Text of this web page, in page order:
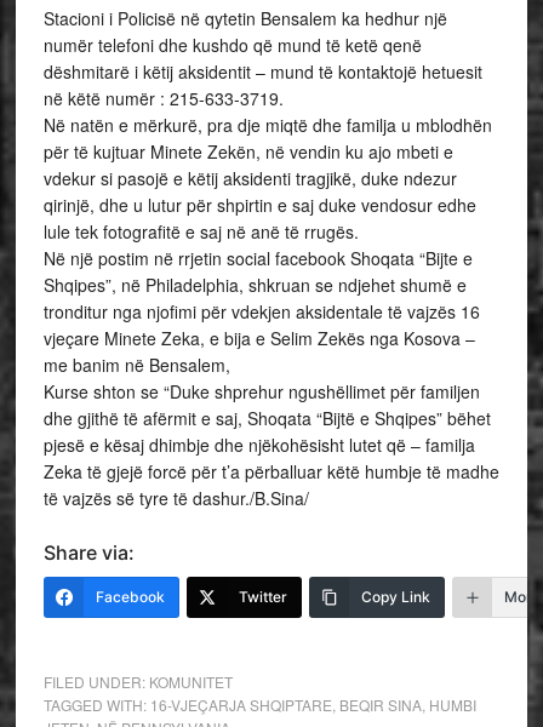
Stacioni i Policisë në qytetin Bensalem ka hedhur një
numër telefoni dhe kushdo që mund të ketë qenë
dëshmitarë i këtij aksidentit – mund të kontaktojë hetuesit
në këtë numër : 215-633-3719.
Në natën e mërkurë, pra dje miqtë dhe familja u mblodhën
për të kujtuar Minete Zekën, në vendin ku ajo mbeti e
vdekur si pasojë e këtij aksidenti tragjikë, duke ndezur
qirinjë, dhe u lutur për shpirtin e saj duke vendosur edhe
lule tek fotografitë e saj në anë të rrugës.
Në një postim në rrjetin social facebook Shoqata “Bijte e
Shqipes”, në Philadelphia, shkruan se ndjehet shumë e
tronditur nga njofimi për vdekjen aksidentale të vajzës 16
vjeçare Minete Zeka, e bija e Selim Zekës nga Kosova –
me banim në Bensalem,
Kurse shton se “Duke shprehur ngushëllimet për familjen
dhe gjithë të afërmit e saj, Shoqata “Bijtë e Shqipes” bëhet
pjesë e kësaj dhimbje dhe njëkohësisht lutet që – familja
Zeka të gjejë forcë për t’a përballuar këtë humbje të madhe
të vajzës së tyre të dashur./B.Sina/
Share via:
Facebook Twitter Copy Link More
FILED UNDER: KOMUNITET
TAGGED WITH: 16-VJEÇARJA SHQIPTARE BEQIR SINA, HUMBI